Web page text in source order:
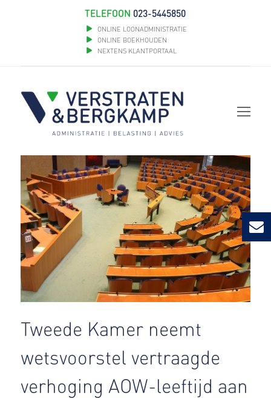
TELEFOON 023-5445850
ONLINE LOONADMINISTRATIE
ONLINE BOEKHOUDEN
NEXTENS KLANTPORTAAL
Tweede Kamer neemt
wetsvoorstel vertraagde
verhoging AOW-leeftijd aan